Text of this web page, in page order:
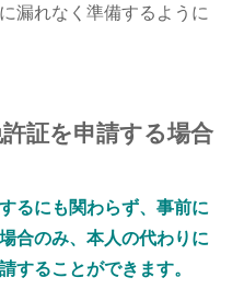
漏れなく準備するように
証を申請する場合
るにも関わらず、事前に
合のみ、本人の代わりに
することができます。